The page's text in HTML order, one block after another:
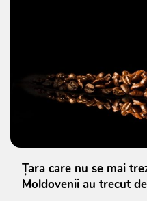
Țara care nu se mai
Moldovenii au trecut